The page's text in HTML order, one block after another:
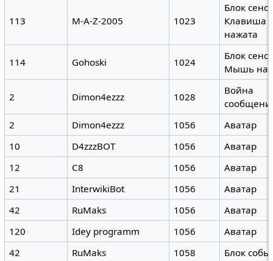
113 M-A-Z-2005 1023
Блок
Клавиша
нажата
114 Gohoski 1024
Блок
Мышь
2 Dimon4ezzz 1028
Война
2
Dimon4ezzz 1056
Аватар
10
D4zzzBOT 1056
Аватар
12
C8 1056
Аватар
21
InterwikiBot 1056
Аватар
42
RuMaks 1056
Аватар
120
Idey programm 1056
Аватар
42
RuMaks 1058 Блок